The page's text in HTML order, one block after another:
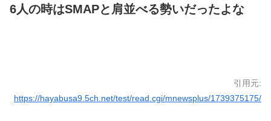
6人の時はSMAPと肩並べる勢いだったよな
引用元:
https://hayabusa9.5ch.net/test/read.cgi/mnewsplus/1739375175/